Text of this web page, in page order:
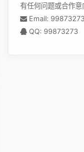
有任何问题或合作
Email:
QQ: 99873273